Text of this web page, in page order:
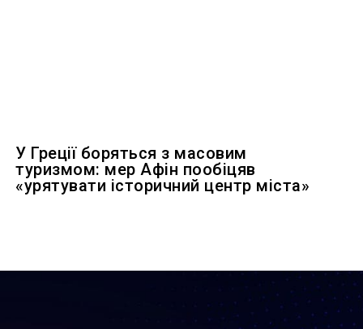
У Греції боряться з масовим
туризмом: мер Афін пообіцяв
«урятувати історичний центр міста»